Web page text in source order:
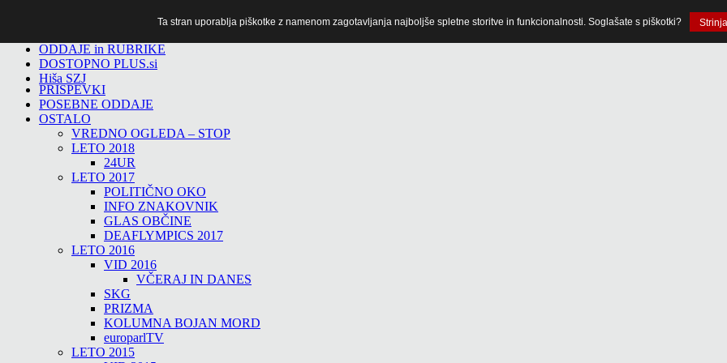
ODDAJE in RUBRIKE
DOSTOPNO PLUS.si
Hiša SZJ
PRISPEVKI
POSEBNE ODDAJE
OSTALO
VREDNO OGLEDA – STOP
LETO 2018
24UR
LETO 2017
POLITIČNO OKO
INFO ZNAKOVNIK
GLAS OBČINE
DEAFLYMPICS 2017
LETO 2016
VID 2016
VČERAJ IN DANES
SKG
PRIZMA
KOLUMNA BOJAN MORD
europarlTV
LETO 2015
Ta stran uporablja piškotke z namenom zagotavljanja najboljše spletne storitve in funkcionalnosti. Soglašate s piškotki?